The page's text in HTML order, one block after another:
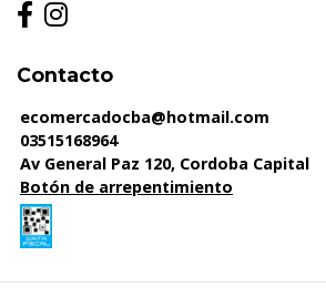
Contacto
ecomercadocba@hotmail.com
03515168964
Av General Paz 120, Cordoba Capital
Botón de arrepentimiento